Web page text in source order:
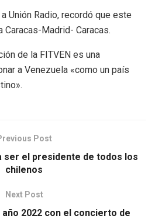
Unión Radio, recordó que este
Madrid- Caracas.
de la FITVEN es una
a Venezuela «como un país
Post
ser el presidente de todos los
chilenos
Next Post
2022 con el concierto de